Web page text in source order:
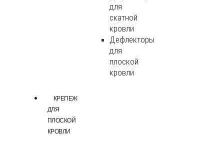
для
скатной
кровли
Дефлекторы
для
плоской
кровли
КРЕПЕЖ
ДЛЯ
ПЛОСКОЙ
КРОВЛИ